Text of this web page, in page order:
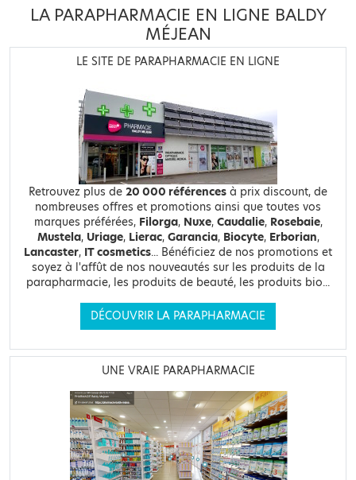
LA PARAPHARMACIE EN LIGNE BALDY
MÉJEAN
LE SITE DE PARAPHARMACIE EN LIGNE
Retrouvez plus de 20 000 références à prix discount, de
nombreuses offres et promotions ainsi que toutes vos
marques préférées, Filorga, Nuxe, Caudalie, Rosebaie,
Mustela, Uriage, Lierac, Garancia, Biocyte, Erborian,
Lancaster, IT cosmetics... Bénéficiez de nos promotions et
soyez à l'affût de nos nouveautés sur les produits de la
parapharmacie, les produits de beauté, les produits bio...
DÉCOUVRIR LA PARAPHARMACIE
UNE VRAIE PARAPHARMACIE